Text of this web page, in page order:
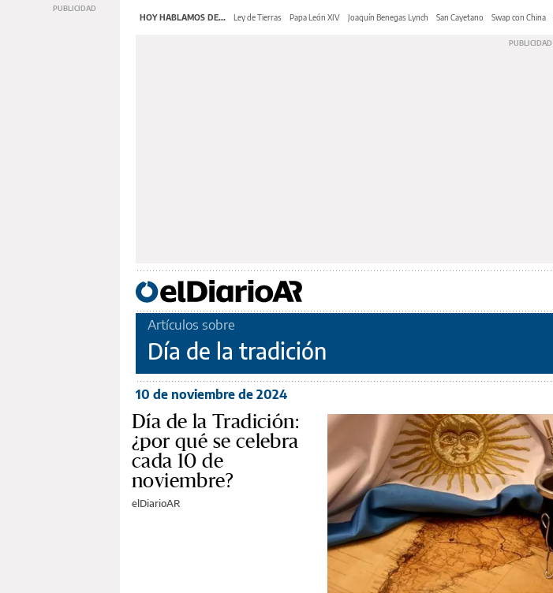
HOY HABLAMOS DE... Ley de Tierras Papa León XIV Joaquín Benegas Lynch San Cayetano Swap con China
Artículos sobre
Día de la tradición
10 de noviembre de 2024
Día de la Tradición:
¿por qué se celebra
cada 10 de
noviembre?
elDiarioAR